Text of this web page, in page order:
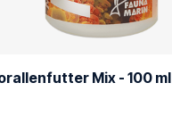
Mix - 100 ml